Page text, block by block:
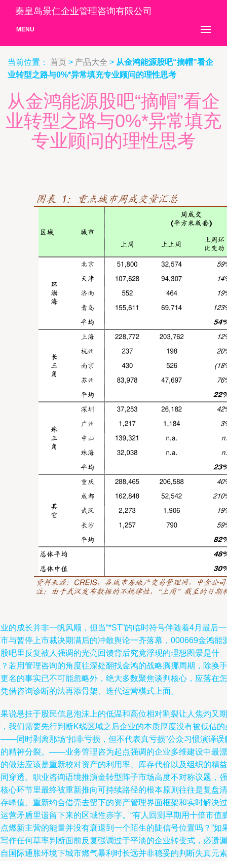
秦皇岛景仁企业管理咨询有限公司
MENU
当前位置： 首页 > 产品大全 > 从金鸿能源股吧“摘帽”看企
业转型之路与0%*异常填充专业顾问的理性思考
从金鸿能源股吧“摘帽”看企
业转型之路与0%*异常填充
专业顾问的理性思考
的成长并非一帆风顺，但当“*ST”的临时符号伴随着4月最后
与暂停上市裁决期满后的冲散舆论一齐落幕，000669金鸿能
吧里反复被人强调的光亮回馈背后究竟浮现的理想图景是什
若用管理咨询的角度往深处翻找金鸿的战略腾挪周期，除换手
名的事实已不可能忽略外，绝大多数聚焦谈判核心，应落在怎
借咨询诊断的法再添骨架、迭代运营模式上面。
说悬挂于股民信息泡沫上的低温和高位相对割裂让人焦灼又期
我们需要先行判断K线区域之后企业的本质厚度没有被低估的
同时剥离那场“扣非亏损，但不代表真亏损”公众习惯演译误
精神分裂。——业务管理咨为起点强调的企业多维建设中最漂
做法应该是重新校对资产的利用率、库存代价以及组织的精益
穿透。职业咨询语境推演金转型阵子市场高度不对称议题，强
心环节里最终被重新推向可持续路径的根本原则往往是复盘清
峰值、重新约合借壳去留下的资产管理界面框架和实时解决过
营矛盾里遗留下来的区域性赤字。“有人回测早期用十倍市值
燃新主营的能量并没有衰退到一个陌生的陡信号位置吗？”如
作任何草率判断面前反复强调过于平淡的企业转变式，必遗漏
国际通胀环境下城市燃气暴利时长远并非稳妥的判断失真元素